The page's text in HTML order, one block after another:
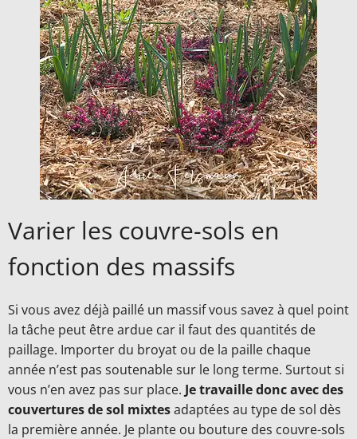
Varier les couvre-sols en
fonction des massifs
Si vous avez déjà paillé un massif vous savez à quel point
la tâche peut être ardue car il faut des quantités de
paillage. Importer du broyat ou de la paille chaque
année n’est pas soutenable sur le long terme. Surtout si
vous n’en avez pas sur place. Je travaille donc avec des
couvertures de sol mixtesadaptées au type de sol dès
la première année. Je plante ou bouture des couvre-sols